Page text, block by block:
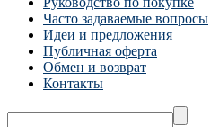
Часто задаваемые вопросы
Идеи и предложения
Публичная оферта
Обмен и возврат
Контакты